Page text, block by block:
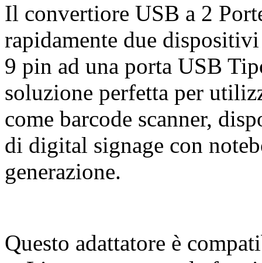
Il convertiore USB a 2
rapidamente due
9 pin ad una porta USB
soluzione perfetta per
come barcode scanner,
di digital signage con
generazione.
Questo adattatore è